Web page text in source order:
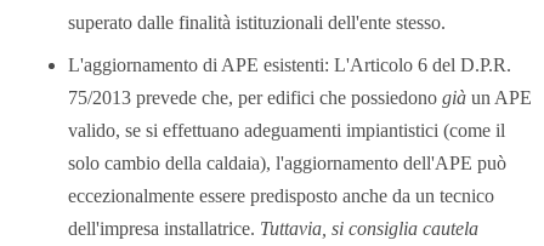
superato dalle finalità istituzionali dell'ente stesso.
L'aggiornamento di APE esistenti: L'Articolo 6 del D.P.R.
75/2013 prevede che, per edifici che possiedono già un APE
valido, se si effettuano adeguamenti impiantistici (come il
solo cambio della caldaia), l'aggiornamento dell'APE può
eccezionalmente essere predisposto anche da un tecnico
dell'impresa installatrice. Tuttavia, si consiglia cautela